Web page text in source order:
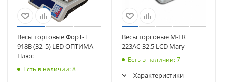
Весы торговые ФорТ-Т
918B (32, 5) LED ОПТИМА
Плюс
Есть в наличии: 8
Весы торговые M-ER
223AC-32.5 LCD Mary
Есть в наличии: 7
Характеристики